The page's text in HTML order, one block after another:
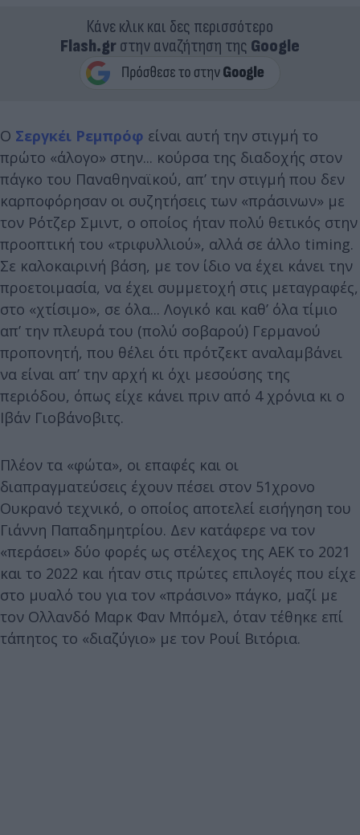
Κάνε κλικ και δες περισσότερο
Flash.grστην αναζήτηση της Google
Ο Σεργκέι Ρεμπρόφ είναι αυτή την στιγμή το
πρώτο «άλογο» στην... κούρσα της διαδοχής στον
πάγκο του Παναθηναϊκού, απ’ την στιγμή που δεν
καρποφόρησαν οι συζητήσεις των «πράσινων» με
τον Ρότζερ Σμιντ, ο οποίος ήταν πολύ θετικός στην
προοπτική του «τριφυλλιού», αλλά σε άλλο timing.
Σε καλοκαιρινή βάση, με τον ίδιο να έχει κάνει την
προετοιμασία, να έχει συμμετοχή στις μεταγραφές,
στο «χτίσιμο», σε όλα... Λογικό και καθ’ όλα τίμιο
απ’ την πλευρά του (πολύ σοβαρού) Γερμανού
προπονητή, που θέλει ότι πρότζεκτ αναλαμβάνει
να είναι απ’ την αρχή κι όχι μεσούσης της
περιόδου, όπως είχε κάνει πριν από 4 χρόνια κι ο
Ιβάν Γιοβάνοβιτς.
Πλέον τα «φώτα», οι επαφές και οι
διαπραγματεύσεις έχουν πέσει στον 51χρονο
Ουκρανό τεχνικό, ο οποίος αποτελεί εισήγηση του
Γιάννη Παπαδημητρίου. Δεν κατάφερε να τον
«περάσει» δύο φορές ως στέλεχος της ΑΕΚ το 2021
και το 2022 και ήταν στις πρώτες επιλογές που είχε
στο μυαλό του για τον «πράσινο» πάγκο, μαζί με
τον Ολλανδό Μαρκ Φαν Μπόμελ, όταν τέθηκε επί
τάπητος το «διαζύγιο» με τον Ρουί Βιτόρια.